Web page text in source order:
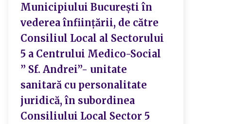
Municipiului București în
vederea înființării, de către
Consiliul Local al Sectorului
5 a Centrului Medico-Social
” Sf. Andrei”- unitate
sanitară cu personalitate
juridică, în subordinea
Consiliului Local Sector 5